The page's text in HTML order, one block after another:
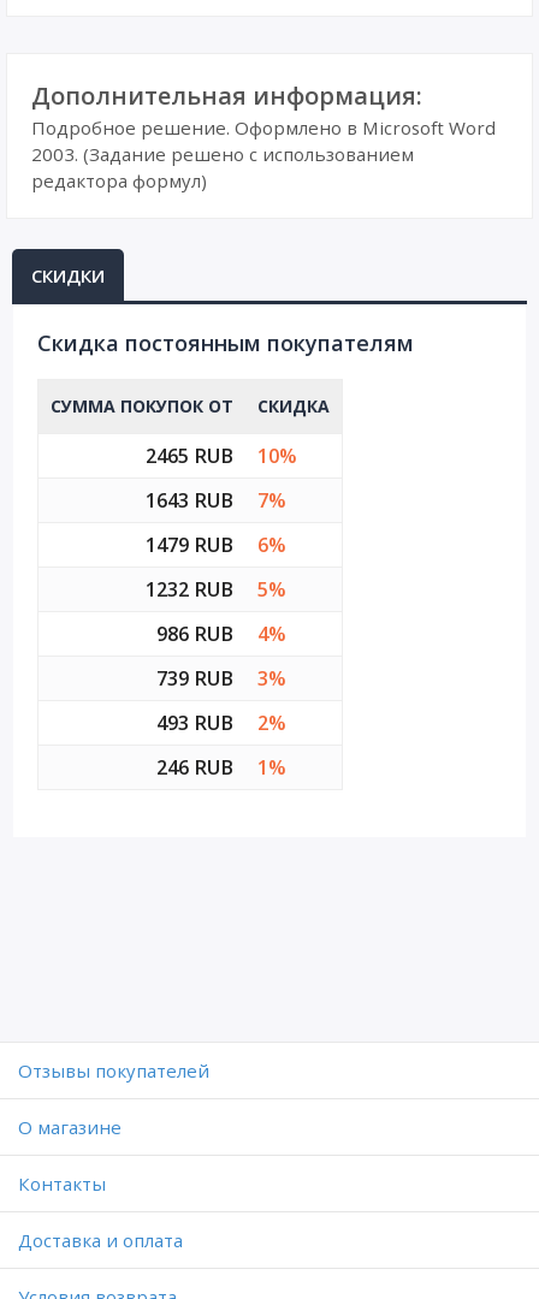
Дополнительная информация:
Подробное решение. Оформлено в Microsoft Word
2003. (Задание решено с использованием
редактора формул)
СКИДКИ
Cкидка постоянным покупателям
СУММА ПОКУПОК ОТ СКИДКА
2465 RUB
10%
1643 RUB
7%
1479 RUB
6%
1232 RUB
5%
986 RUB
4%
739 RUB
3%
493 RUB
2%
246 RUB
1%
Отзывы покупателей
O магазине
Контакты
Доставка и оплата